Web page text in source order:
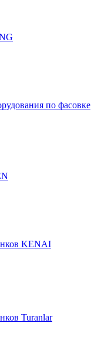
по фасовке
KENAI
Turanlar